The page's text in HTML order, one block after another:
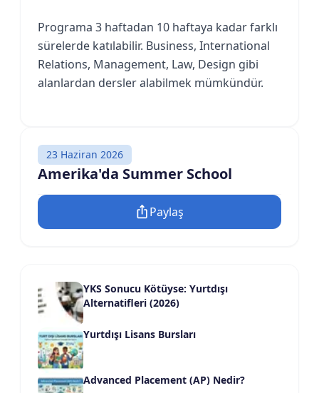
Programa 3 haftadan 10 haftaya kadar farklı
sürelerde katılabilir. Business, International
Relations, Management, Law, Design gibi
alanlardan dersler alabilmek mümkündür.
23 Haziran 2026
Amerika'da Summer School
Paylaş
YKS Sonucu Kötüyse: Yurtdışı
Alternatifleri (2026)
Yurtdışı Lisans Bursları
Advanced Placement (AP) Nedir?